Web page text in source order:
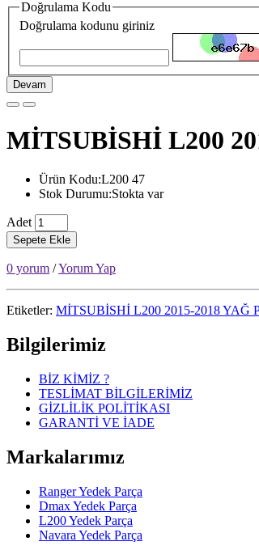
Doğrulama Kodu
Doğrulama kodunu giriniz
Devam
MİTSUBİSHİ L200
Ürün Kodu:L200 47
Stok Durumu:Stokta var
Adet
Sepete Ekle
0 yorum /Yorum Yap
Etiketler: MİTSUBİSHİ L200 2015-2018 YAĞ
Bilgilerimiz
BİZ KİMİZ ?
TESLİMAT BİLGİLERİMİZ
GİZLİLİK POLİTİKASI
GARANTİ VE İADE
Markalarımız
Ranger Yedek Parça
Dmax Yedek Parça
L200 Yedek Parça
Navara Yedek Parça